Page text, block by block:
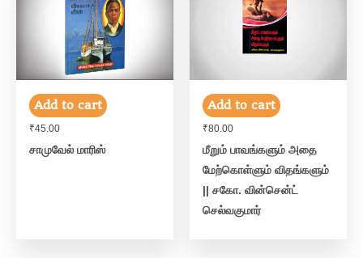
Add to cart
₹45.00
சாமுவேல் மாரிஸ்
Add to cart
₹80.00
மீறும் பாவங்களும் அதை
மேற்கொள்ளும் விதங்களும்
|| சகோ. வின்சென்ட்
செல்வகுமார்